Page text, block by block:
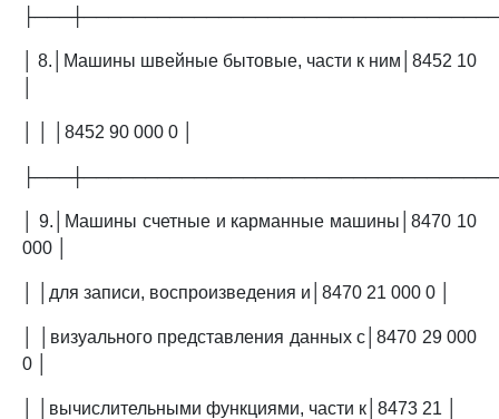
│ 8.│Машины швейные бытовые, части к ним│8452 10
│ │ │8452 90 000 0 │
│ 9.│Машины счетные и карманные машины│8470 10
000 │
│ │для записи, воспроизведения и│8470 21 000 0 │
│ │визуального представления данных с│8470 29 000
0 │
│ │вычислительными функциями, части к│8473 21 │